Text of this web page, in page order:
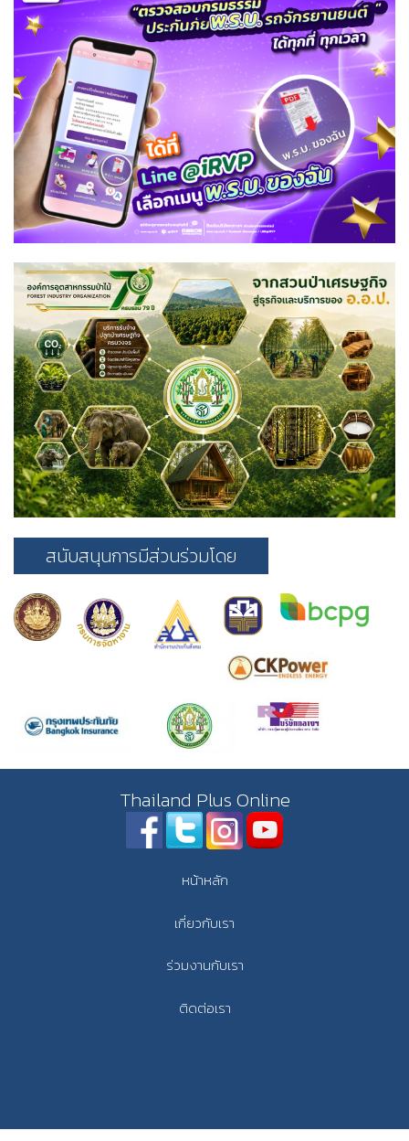
สนับสนุนการมีส่วนร่วมโดย
Thailand Plus Online
หน้าหลัก
เกี่ยวกับเรา
ร่วมงานกับเรา
ติดต่อเรา